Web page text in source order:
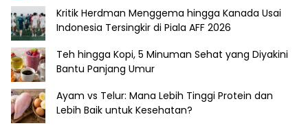
Kritik Herdman Menggema hingga Kanada Usai
Indonesia Tersingkir di Piala AFF 2026
Teh hingga Kopi, 5 Minuman Sehat yang Diyakini
Bantu Panjang Umur
Ayam vs Telur: Mana Lebih Tinggi Protein dan
Lebih Baik untuk Kesehatan?